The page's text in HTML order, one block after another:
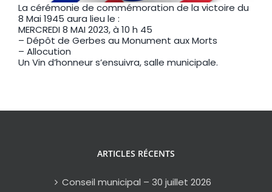
La cérémonie de commémoration de la victoire du
8 Mai 1945 aura lieu le :
MERCREDI 8 MAI 2023, à 10 h 45
– Dépôt de Gerbes au Monument aux Morts
– Allocution
Un Vin d’honneur s’ensuivra, salle municipale.
ARTICLES RÉCENTS
Conseil municipal – 30 juillet 2026